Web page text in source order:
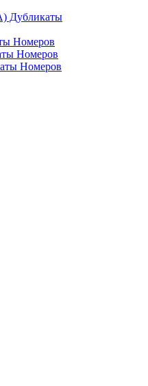
Дубликаты
Номеров
Номеров
Номеров